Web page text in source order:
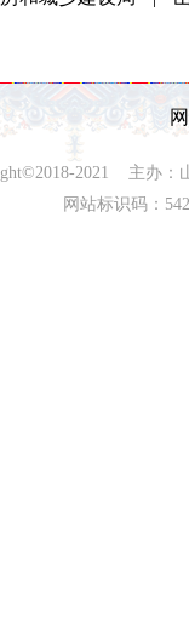
2021 主办：
网站标识码：